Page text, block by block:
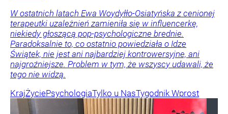
W ostatnich latach Ewa Woydyłło-Osiatyńska z cenionej
terapeutki uzależnień zamieniła się w influencerkę,
niekiedy głoszącą pop-psychologiczne brednie.
Paradoksalnie to, co ostatnio powiedziała o Idze
Świątek, nie jest ani najbardziej kontrowersyjne, ani
najgroźniejsze. Problem w tym, że wszyscy udawali, że
tego nie widzą.
KrajŻyciePsychologiaTylko u NasTygodnik Wprost